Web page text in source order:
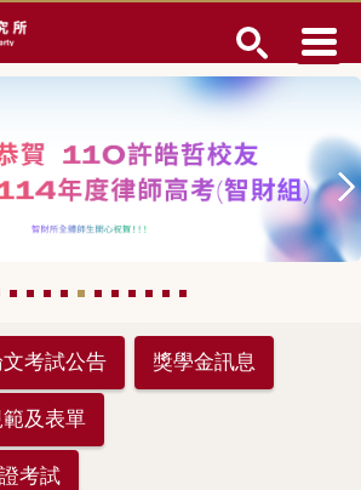
考試公告 獎學金訊息
範及表單
考試